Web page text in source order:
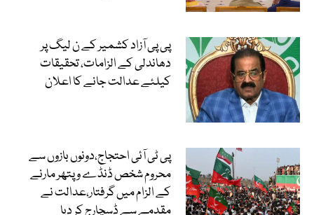
پی پی آزاد کشمیر کے ن لیگ پر
دھاندلی کے الزامات، تحقیقات
کیلئے عدالت جانے کا اعلان
پی ٹی آئی احتجاج،دونوں بازوں سے
محروم شخص ڈنڈے و پتھر مارنے
کے الزام میں گرفتار،عدالت نے
مقدمے سے ڈسچارج کر دیا